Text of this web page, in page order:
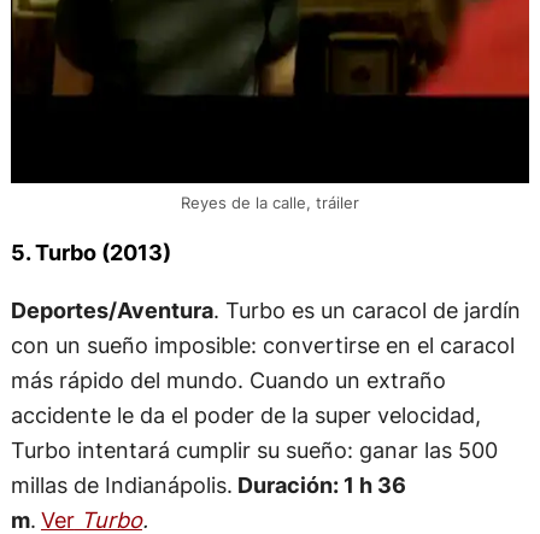
Reyes de la calle, tráiler
5. Turbo (2013)
Deportes/Aventura. Turbo es un caracol de jardín
con un sueño imposible: convertirse en el caracol
más rápido del mundo. Cuando un extraño
accidente le da el poder de la super velocidad,
Turbo intentará cumplir su sueño: ganar las 500
millas de Indianápolis. Duración: 1 h 36
m. VerTurbo.